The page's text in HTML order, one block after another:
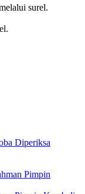
surel.
Diperiksa